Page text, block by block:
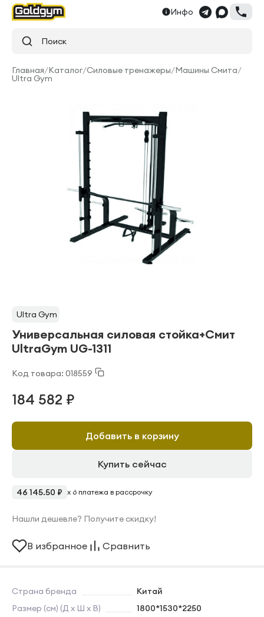
Инфо
Поиск
Главная/Каталог/Силовые тренажеры/Машины Смита/
Ultra Gym
Ultra Gym
Универсальная силовая стойка+Смит
UltraGym UG-1311
Код товара: 018559
Страна бренда
Китай
Размер (см) (Д х Ш х В)
1800*1530*2250
184 582 ₽
Добавить в корзину
Купить сейчас
46 145.50 ₽ x 6 платежа в рассрочку
Нашли дешевле? Получите скидку!
В избранное Сравнить